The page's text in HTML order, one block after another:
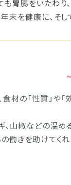
も胃腸をいたわり
末を健康に、そし
食材の「性質」や
、山椒などの温め
の働きを助けてくれ